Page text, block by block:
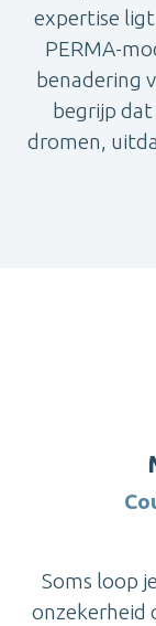
expertise
PERMA-
benadering
begrijp dat
dromen,
Soms loop
onzekerheid